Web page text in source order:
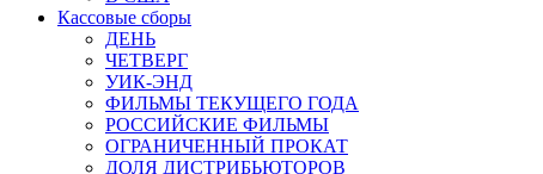
Кассовые сборы
ДЕНЬ
ЧЕТВЕРГ
УИК-ЭНД
ФИЛЬМЫ ТЕКУЩЕГО ГОДА
РОССИЙСКИЕ ФИЛЬМЫ
ОГРАНИЧЕННЫЙ ПРОКАТ
ДОЛЯ ДИСТРИБЬЮТОРОВ